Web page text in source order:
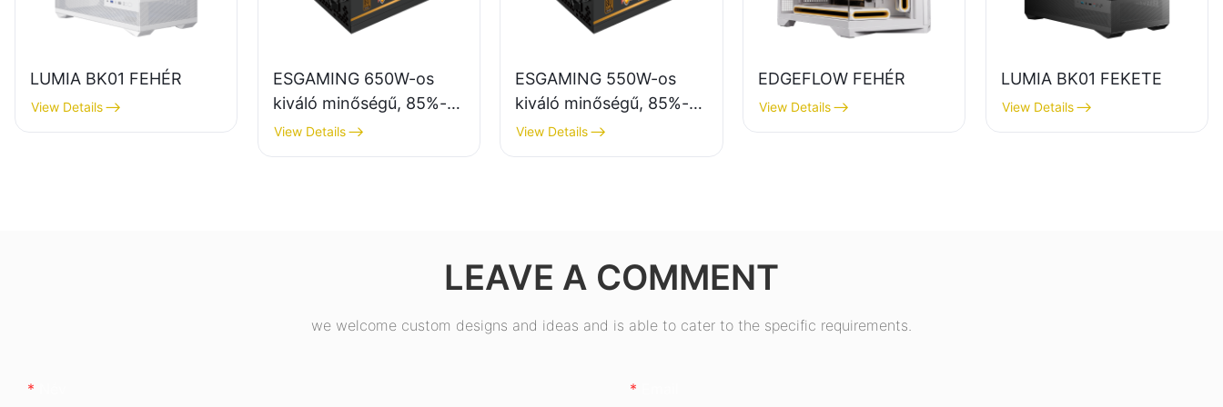
LUMIA BK01 FEHÉR
View Details
ESGAMING 650W-os
kiváló minőségű, 85%-os
hatásfokú, teljes
modulos, 80+ bronz
View Details
ESGAMING 550W-os
kiváló minőségű, 85%-os
hatásfokú, 80+ bronz
színű asztali számítógép
View Details
EDGEFLOW FEHÉR
View Details
LUMIA BK01 FEKETE
View Details
LEAVE A COMMENT
we welcome custom designs and ideas and is able to cater to the specific requirements.